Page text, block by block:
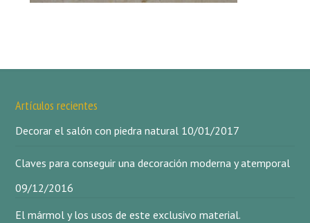
Artículos recientes
Decorar el salón con piedra natural 10/01/2017
Claves para conseguir una decoración moderna y atemporal
09/12/2016
El mármol y los usos de este exclusivo material.